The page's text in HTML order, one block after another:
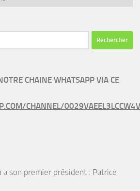
CHAINE WHATSAPP VIA CE
CHANNEL/
a son premier président : Patrice